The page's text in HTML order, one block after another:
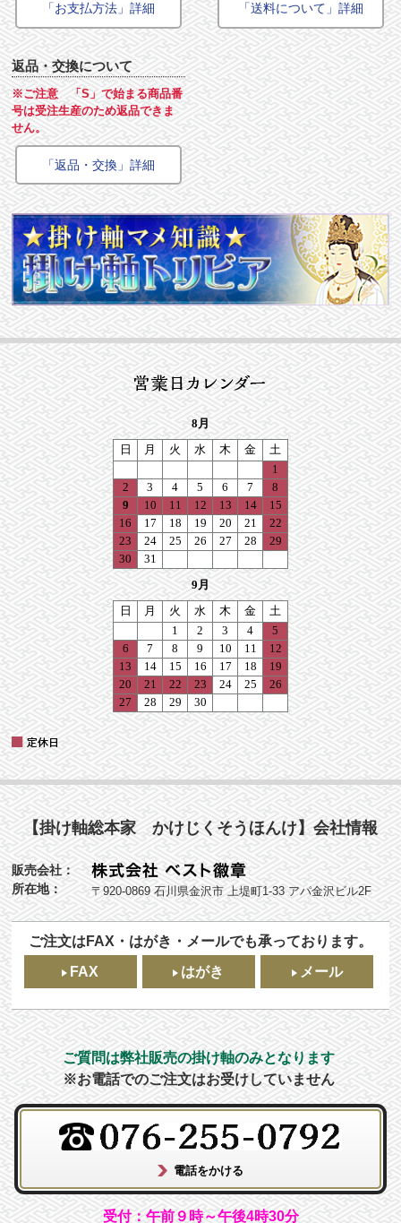
「お支払方法」詳細 「送料について」詳細
返品・交換について
※ご注意 「S」で始まる商品番
号は受注生産のため返品できま
せん。
「返品・交換」詳細
【掛け軸総本家 かけじくそうほんけ】会社情報
販売会社：
所在地：
〒920-0869 石川県金沢市 上堤町1-33 アパ金沢ビル2F
ご注文はFAX・はがき・メールでも承っております。
FAX
はがき メール
ご質問は弊社販売の掛け軸のみとなります
※お電話でのご注文はお受けしていません
受付：午前９時～午後4時30分